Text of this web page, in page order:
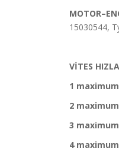
15030544,
VİTES
1
2
3
4